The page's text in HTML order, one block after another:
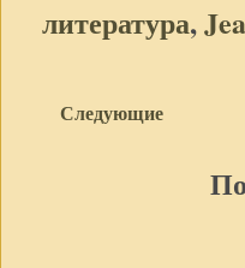
литература,
Следующие